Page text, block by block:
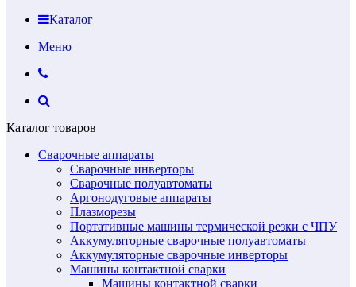
Каталог
Меню
Каталог товаров
Сварочные аппараты
Сварочные инверторы
Сварочные полуавтоматы
Аргонодуговые аппараты
Плазморезы
Портативные машины термической резки с ЧПУ
Аккумуляторные сварочные полуавтоматы
Аккумуляторные сварочные инверторы
Машины контактной сварки
Машины контактной сварки